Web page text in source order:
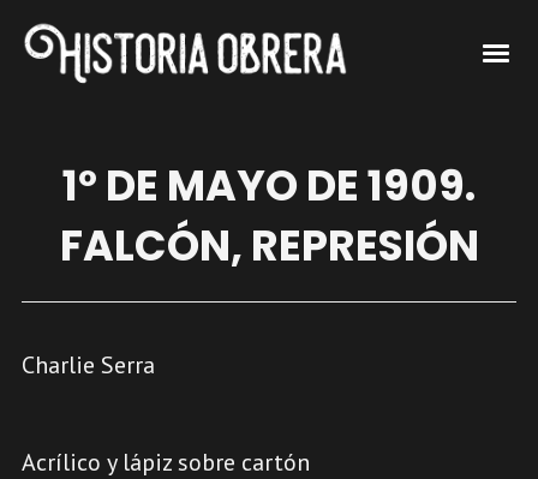
1º DE MAYO DE 1909.
FALCÓN, REPRESIÓN
Charlie Serra
Acrílico y lápiz sobre cartón